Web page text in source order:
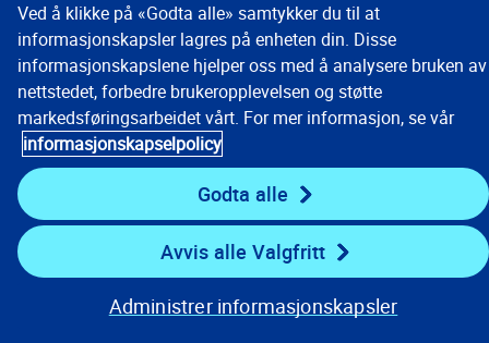
bruke retargeting for å vise relevant Verisk-innhold
basert på dine tidligere besøk, deltar vi ikke i
annonseringsnettverk eller deler dine
personopplysninger med tredjeparter for deres
egne annonserings- eller markedsføringsformål. I
tillegg, hvis du bruker funksjoner fra tredjeparter
på nettstedet, for eksempel integrering med
sosiale medier eller innebygde videoplattformer,
kan disse leverandørene plassere sine egne
målrettede informasjonskapsler. Disse
informasjonskapslene kan brukes til å vise deg
Ved å klikke på «Godta alle» samtykker du til at
informasjonskapsler lagres på enheten din. Disse
informasjonskapslene hjelper oss med å analysere bruken av
nettstedet, forbedre brukeropplevelsen og støtte
markedsføringsarbeidet vårt. For mer informasjon, se vår
informasjonskapselpolicy
Godta alle
Avvis alle Valgfritt
Administrer informasjonskapsler